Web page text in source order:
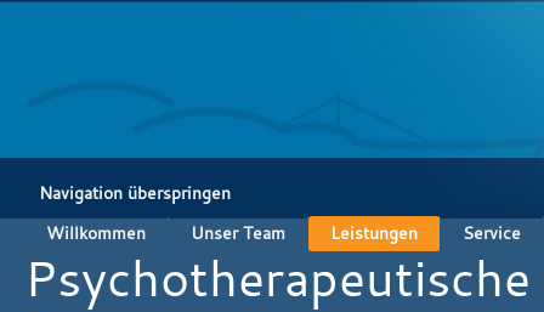
Navigation überspringen
Willkommen
Unser Team Leistungen Service